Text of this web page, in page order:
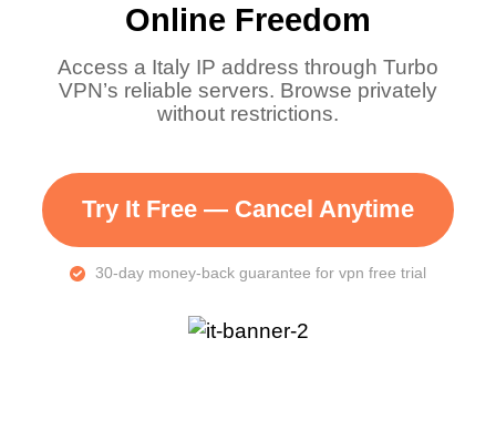
Online Freedom
Access a Italy IP address through Turbo
VPN’s reliable servers. Browse privately
without restrictions.
Try It Free — Cancel Anytime
30-day money-back guarantee for vpn free trial